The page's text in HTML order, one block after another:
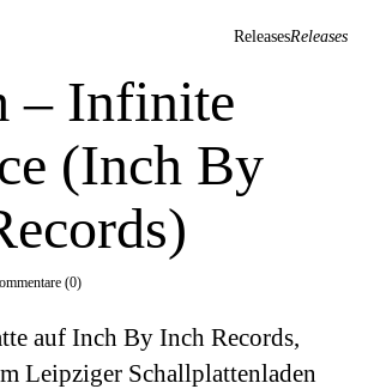
ReleasesReleases
– Infinite
(Inch By
(0)
auf Inch By Inch Records,
Leipziger Schallplattenladen